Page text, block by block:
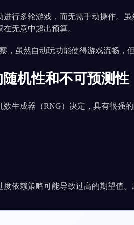
进行多轮游戏，而无需手动操作。
无意中超出预算。
，虽然自动玩功能使得游戏流畅，
机性和不可预测性
数生成器（RNG）决定，具有很强
度依赖策略可能导致过高的期望值